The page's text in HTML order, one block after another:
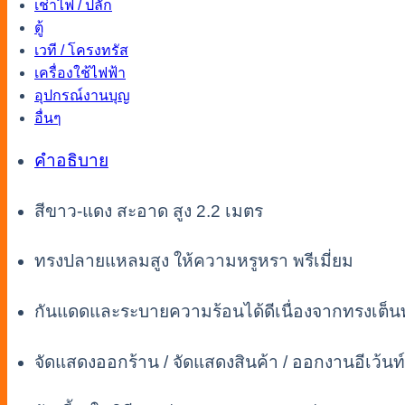
เช่าไฟ / ปลั๊ก
ตู้
เวที / โครงทรัส
เครื่องใช้ไฟฟ้า
อุปกรณ์งานบุญ
อื่นๆ
คำอธิบาย
สีขาว-แดง สะอาด สูง 2.2 เมตร
ทรงปลายแหลมสูง ให้ความหรูหรา พรีเมี่ยม
กันแดดและระบายความร้อนได้ดีเนื่องจากทรงเต็น
จัดแสดงออกร้าน / จัดแสดงสินค้า / ออกงานอีเว้นท์